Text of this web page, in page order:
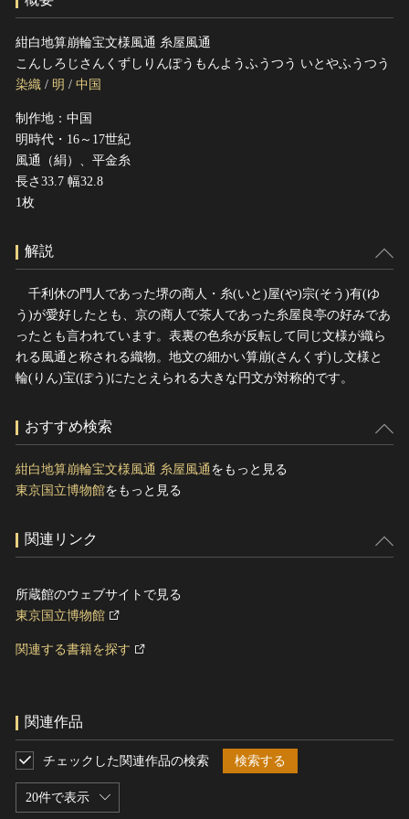
サイトのご意見はこちら
文化遺産データベース
紺白地算崩輪宝文様風通 糸屋風通
こんしろじさんくずしりんぽうもんようふうつう いとやふうつう
染織 / 明 / 中国
制作地：中国
明時代・16～17世紀
風通（絹）、平金糸
長さ33.7 幅32.8
1枚
解説
千利休の門人であった堺の商人・糸(いと)屋(や)宗(そう)有(ゆ
う)が愛好したとも、京の商人で茶人であった糸屋良亭の好みであ
ったとも言われています。表裏の色糸が反転して同じ文様が織ら
れる風通と称される織物。地文の細かい算崩(さんくず)し文様と
輪(りん)宝(ぽう)にたとえられる大きな円文が対称的です。
おすすめ検索
紺白地算崩輪宝文様風通 糸屋風通 をもっと見る
東京国立博物館をもっと見る
関連リンク
所蔵館のウェブサイトで見る
東京国立博物館
関連する書籍を探す
関連作品
20件で表示
チェックした関連作品の検索 検索する